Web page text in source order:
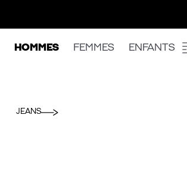
HOMMES FEMMES ENFANTS
JEANS